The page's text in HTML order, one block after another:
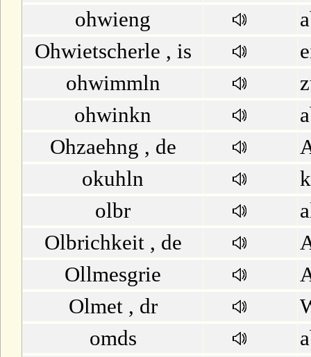
ohwieng
Ohwietscherle , is
ohwimmln
ohwinkn
Ohzaehng , de
okuhln
olbr
Olbrichkeit , de
Ollmesgrie
Olmet , dr
omds